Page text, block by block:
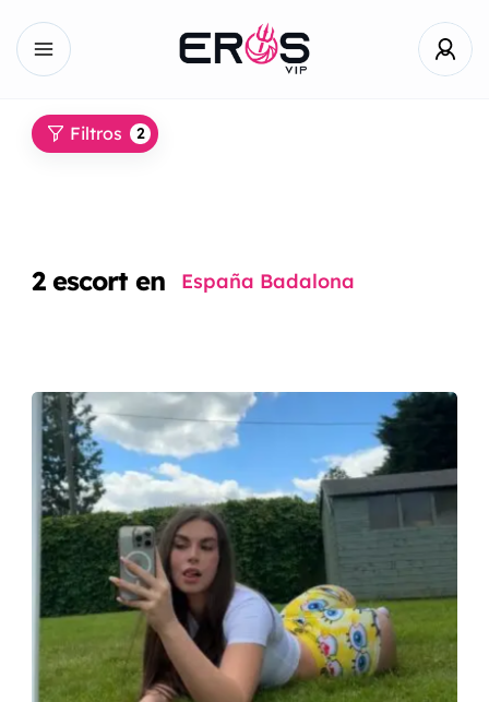
Filtros 2
2 escort en España Badalona